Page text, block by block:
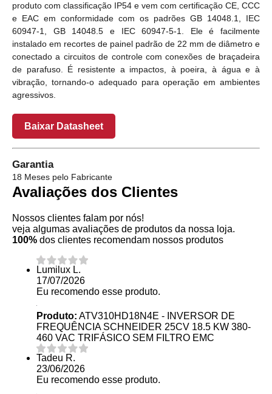
produto com classificação IP54 e vem com certificação CE, CCC
e EAC em conformidade com os padrões GB 14048.1, IEC
60947-1, GB 14048.5 e IEC 60947-5-1. Ele é facilmente
instalado em recortes de painel padrão de 22 mm de diâmetro e
conectado a circuitos de controle com conexões de braçadeira
de parafuso. É resistente a impactos, à poeira, à água e à
vibração, tornando-o adequado para operação em ambientes
agressivos.
Baixar Datasheet
Garantia
18 Meses pelo Fabricante
Avaliações dos Clientes
Nossos clientes falam por nós!
veja algumas avaliações de produtos da nossa loja.
100% dos clientes recomendam nossos produtos
Lumilux L.
17/07/2026
Eu recomendo esse produto.
Produto: ATV310HD18N4E - INVERSOR DE
FREQUÊNCIA SCHNEIDER 25CV 18.5 KW 380-
460 VAC TRIFÁSICO SEM FILTRO EMC
Tadeu R.
23/06/2026
Eu recomendo esse produto.